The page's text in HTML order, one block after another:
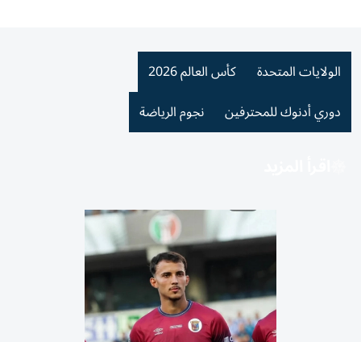
الولايات المتحدة
كأس العالم 2026
دوري أدنوك للمحترفين
نجوم الرياضة